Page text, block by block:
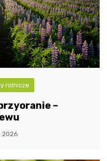
rolnicze
–
2026